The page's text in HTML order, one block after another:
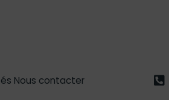
Nous contacter